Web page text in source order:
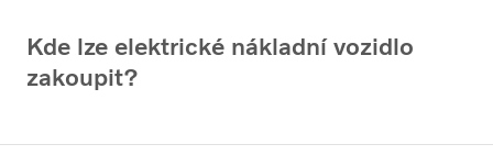
Kde lze elektrické nákladní vozidlo
zakoupit?